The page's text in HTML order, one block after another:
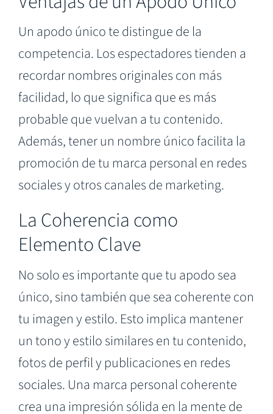
Un apodo único te distingue de la
competencia. Los espectadores tienden a
recordar nombres originales con más
facilidad, lo que significa que es más
probable que vuelvan a tu contenido.
Además, tener un nombre único facilita la
promoción de tu marca personal en redes
sociales y otros canales de marketing.
La Coherencia como
Elemento Clave
No solo es importante que tu apodo sea
único, sino también que sea coherente con
tu imagen y estilo. Esto implica mantener
un tono y estilo similares en tu contenido,
fotos de perfil y publicaciones en redes
sociales. Una marca personal coherente
crea una impresión sólida en la mente de